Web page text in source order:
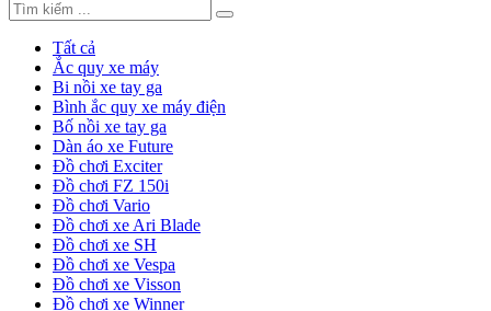
Tất cả
Ắc quy xe máy
Bi nồi xe tay ga
Bình ắc quy xe máy điện
Bố nồi xe tay ga
Dàn áo xe Future
Đồ chơi Exciter
Đồ chơi FZ 150i
Đồ chơi Vario
Đồ chơi xe Ari Blade
Đồ chơi xe SH
Đồ chơi xe Vespa
Đồ chơi xe Visson
Đồ chơi xe Winner